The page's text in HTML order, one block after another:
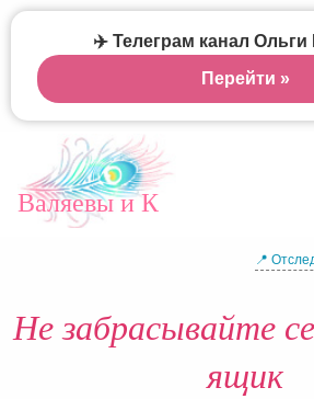
Валяевы и К
📍
Не забрасывайте
ящик
✈️ Телеграм канал Ольги
Перейти »